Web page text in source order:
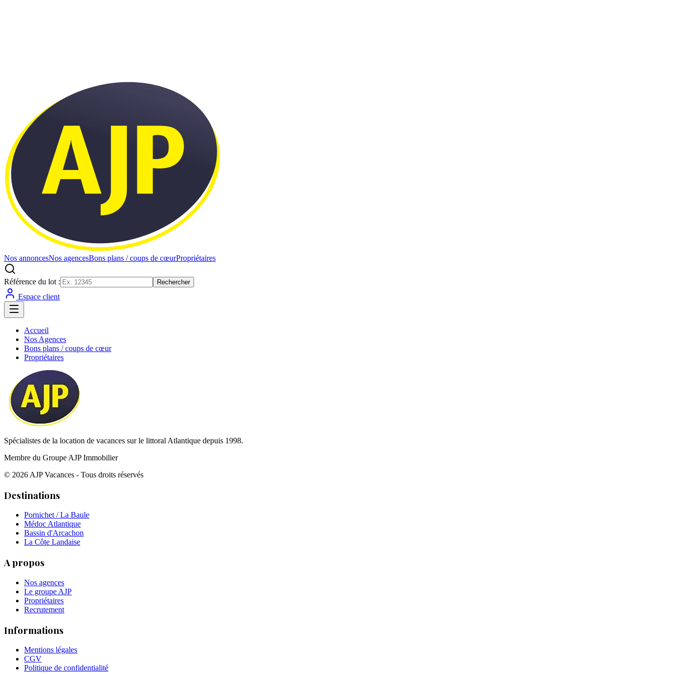
Nos annoncesNos agencesBons plans / coups de cœurPropriétaires
Référence du lot : Rechercher
Espace client
Accueil
Nos Agences
Bons plans / coups de cœur
Propriétaires
Spécialistes de la location de vacances sur le littoral Atlantique depuis 1998.
Membre du Groupe AJP Immobilier
© 2026 AJP Vacances - Tous droits réservés
Destinations
Pornichet / La Baule
Médoc Atlantique
Bassin d'Arcachon
La Côte Landaise
A propos
Nos agences
Le groupe AJP
Propriétaires
Recrutement
Informations
Mentions légales
CGV
Politique de confidentialité